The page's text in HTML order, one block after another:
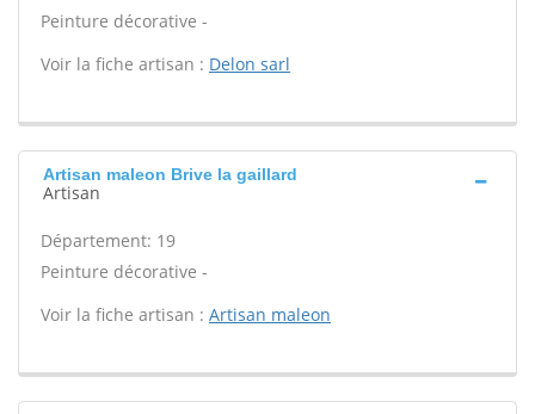
Peinture décorative -
Voir la fiche artisan : Delon sarl
Artisan maleon Brive la gaillard
Artisan
Département: 19
Peinture décorative -
Voir la fiche artisan : Artisan maleon